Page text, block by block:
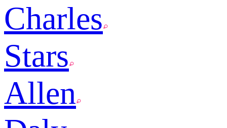
Charles
Stars
Allen